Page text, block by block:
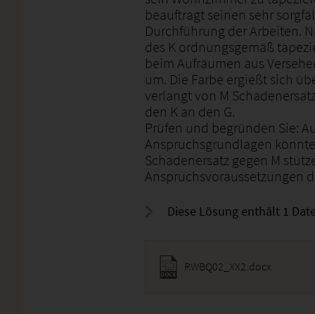
beauftragt seinen sehr
Durchführung der Arbeiten.
des K ordnungsgemäß
beim Aufräumen aus
um. Die Farbe ergießt sich
verlangt von M
den K an den G.
Prüfen und begründen Sie:
Anspruchsgrundlagen
Schadenersatz gegen M
Anspruchsvoraussetzungen
Diese Lösung enthält 1
RWBQ02_XX2.docx